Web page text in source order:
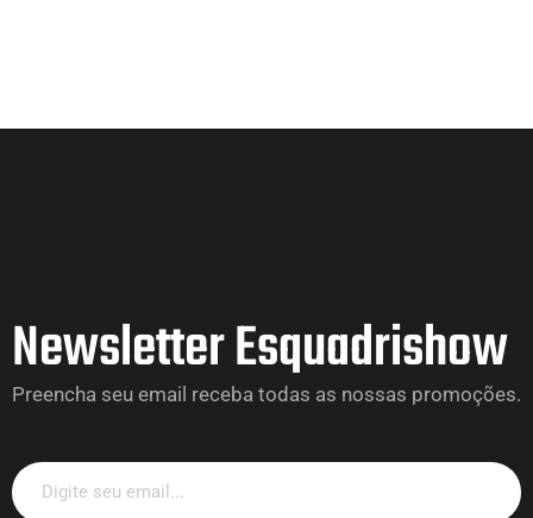
Newsletter Esquadrishow
Preencha seu email receba todas as nossas promoções.